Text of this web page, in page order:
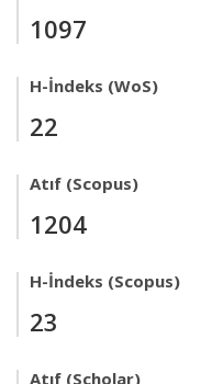
1097
H-İndeks (WoS)
22
Atıf (Scopus)
1204
H-İndeks (Scopus)
23
Atıf (Scholar)